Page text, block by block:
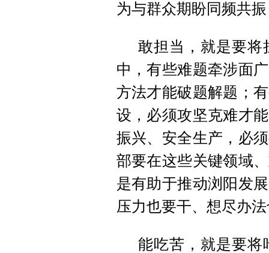
为与群众期盼同频共
敢担当，就是要将
中，有些难题牵涉面
方法才能破题解题；
设，必须攻坚克难才
振兴、安全生产，必
部要在这些关键领域
是有助于推动浏阳发
压力也要干、想尽办
能吃苦，就是要将